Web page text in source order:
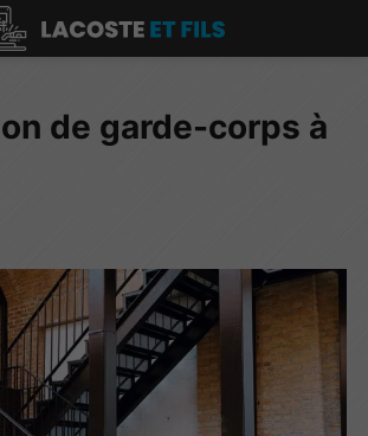
de garde-corps à